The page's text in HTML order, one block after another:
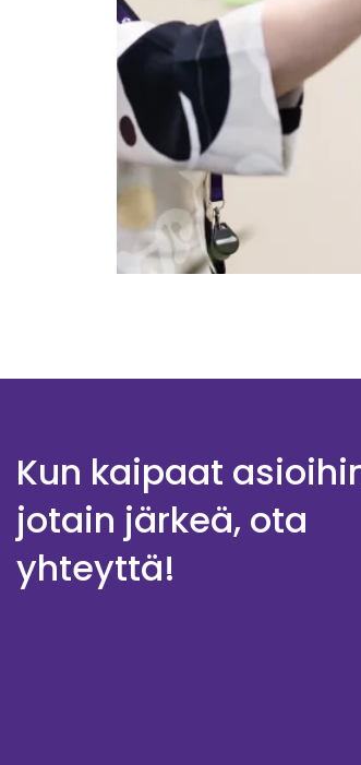
Kun kaipaat
jotain järkeä, ota
yhteyttä!